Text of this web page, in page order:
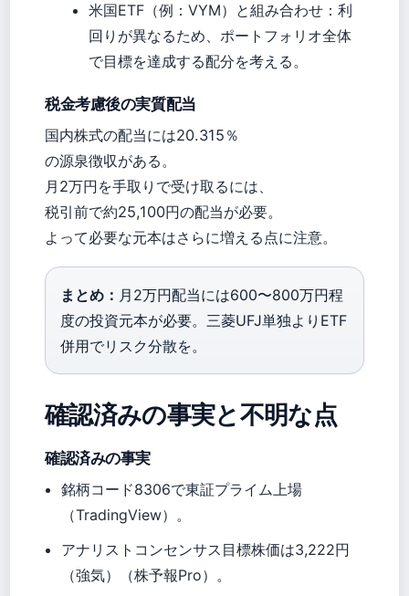
米国ETF（例：VYM）と組み合わせ：利
回りが異なるため、ポートフォリオ全体
で目標を達成する配分を考える。
税金考慮後の実質配当
国内株式の配当には20.315％
の源泉徴収がある。
月2万円を手取りで受け取るには、
税引前で約25,100円の配当が必要。
よって必要な元本はさらに増える点に注意。
まとめ： 月2万円配当には600〜800万円程
度の投資元本が必要。三菱UFJ単独よりETF
併用でリスク分散を。
確認済みの事実と不明な点
確認済みの事実
銘柄コード8306で東証プライム上場
（TradingView）。
アナリストコンセンサス目標株価は3,222円
（強気）（株予報Pro）。